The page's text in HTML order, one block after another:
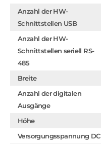
Anzahl der HW-
Schnittstellen USB
Anzahl der HW-
Schnittstellen seriell RS-
485
Breite
Anzahl der digitalen
Ausgänge
Höhe
Versorgungsspannung DC